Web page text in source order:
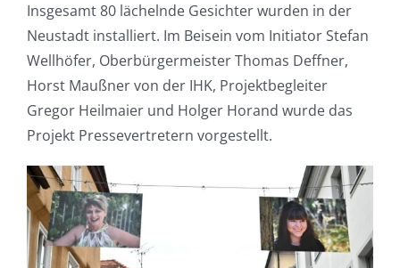
Insgesamt 80 lächelnde Gesichter wurden in der
Neustadt installiert. Im Beisein vom Initiator Stefan
Wellhöfer, Oberbürgermeister Thomas Deffner,
Horst Maußner von der IHK, Projektbegleiter
Gregor Heilmaier und Holger Horand wurde das
Projekt Pressevertretern vorgestellt.